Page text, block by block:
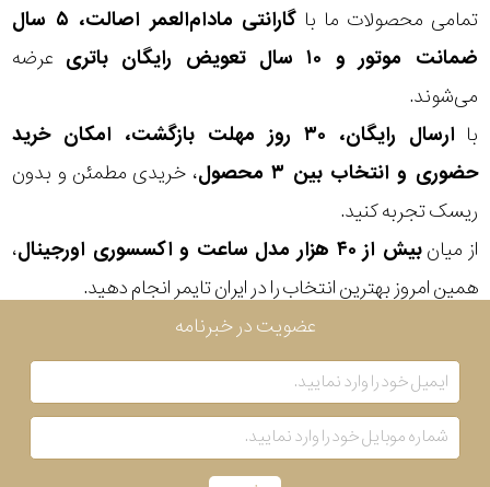
تمامی محصولات ما با
گارانتی مادام‌العمر اصالت، ۵ سال
ضمانت موتور و ۱۰ سال تعویض رایگان باتری
عرضه
می‌شوند.
با
ارسال رایگان، ۳۰ روز مهلت بازگشت، امکان خرید
حضوری و انتخاب بین ۳ محصول
، خریدی مطمئن و بدون
ریسک تجربه کنید.
از میانبیش از ۴۰ هزار مدل ساعت و اکسسوری اورجینال
،
همین امروز بهترین انتخاب را در ایران تایمر انجام دهید.
شکل
قاب
ویژگی
موتور
رنگ
رفته
عضویت در خبرنامه